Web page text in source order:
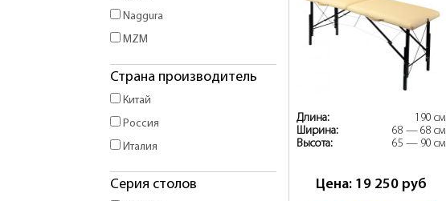
Naggura
MZM
Страна производитель
Китай
Россия
Италия
Серия столов
Длина:
190 см
Ширина:
68 — 68 см
Высота:
65 — 90 см
Цена: 19 250 руб